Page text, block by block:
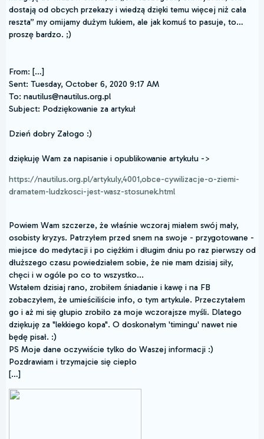
dostają od obcych przekazy i wiedzą dzięki temu więcej niż cała
reszta” my omijamy dużym łukiem, ale jak komuś to pasuje, to…
proszę bardzo. ;)
From: […]
Sent: Tuesday, October 6, 2020 9:17 AM
To: nautilus@nautilus.org.pl
Subject: Podziękowanie za artykuł
Dzień dobry Załogo :)
dziękuję Wam za napisanie i opublikowanie artykułu ->
https://nautilus.org.pl/artykuly,4001,obce-cywilizacje-o-ziemi-
dramatem-ludzkosci-jest-wasz-stosunek.html
Powiem Wam szczerze, że właśnie wczoraj miałem swój mały,
osobisty kryzys. Patrzyłem przed snem na swoje - przygotowane -
miejsce do medytacji i po ciężkim i długim dniu po raz pierwszy od
dłuższego czasu powiedziałem sobie, że nie mam dzisiaj siły,
chęci i w ogóle po co to wszystko...
Wstałem dzisiaj rano, zrobiłem śniadanie i kawę i na FB
zobaczyłem, że umieściliście info, o tym artykule. Przeczytałem
go i aż mi się głupio zrobiło za moje wczorajsze myśli. Dlatego
dziękuję za "lekkiego kopa". O doskonałym 'timingu' nawet nie
będę pisał. :)
PS Moje dane oczywiście tylko do Waszej informacji :)
Pozdrawiam i trzymajcie się ciepło
[…]